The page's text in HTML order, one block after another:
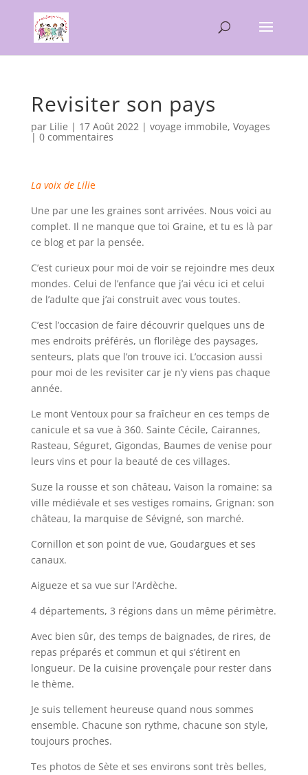
Revisiter son pays
par Lilie | 17 Août 2022| voyage immobile, Voyages
| 0 commentaires
La voix de Lilie
Une par une les graines sont arrivées. Nous voici au
complet. Il ne manque que toi Graine, et tu es là par
ce blog et par la pensée.
C’est curieux pour moi de voir se rejoindre mes deux
mondes. Celui de l’enfance que j’ai vécu ici et celui
de l’adulte que j’ai construit avec vous toutes.
C’est l’occasion de faire découvrir quelques uns de
mes endroits préférés, un florilège des paysages,
senteurs, plats que l’on trouve ici. L’occasion aussi
pour moi de les revisiter car je n’y viens pas chaque
année.
Le mont Ventoux pour sa fraîcheur en ces temps de
canicule et sa vue à 360. Sainte Cécile, Cairannes,
Rasteau, Séguret, Gigondas, Baumes de venise pour
leurs vins et pour la beauté de ces villages.
Suze la rousse et son château, Vaison la romaine: sa
ville médiévale et ses vestiges romains, Grignan: son
château, la marquise de Sévigné, son marché.
Cornillon et son point de vue, Goudargues et ses
canaux.
Aigueze et sa vue sur l’Ardèche.
4 départements, 3 régions dans un même périmètre.
Avec bien sûr, des temps de baignades, de rires, de
repas préparés et commun et qui s’étirent en
longueur. De la cuisine provençale pour rester dans
le thème.
Je suis tellement heureuse quand nous sommes
ensemble. Chacune son rythme, chacune son style,
toujours proches.
Tes photos de Sète et ses environs sont très belles,